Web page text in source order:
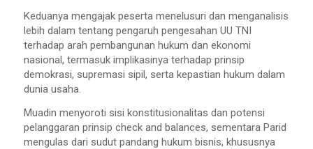
Keduanya mengajak peserta menelusuri dan menganalisis
lebih dalam tentang pengaruh pengesahan UU TNI
terhadap arah pembangunan hukum dan ekonomi
nasional, termasuk implikasinya terhadap prinsip
demokrasi, supremasi sipil, serta kepastian hukum dalam
dunia usaha.
Muadin menyoroti sisi konstitusionalitas dan potensi
pelanggaran prinsip check and balances, sementara Parid
mengulas dari sudut pandang hukum bisnis, khususnya